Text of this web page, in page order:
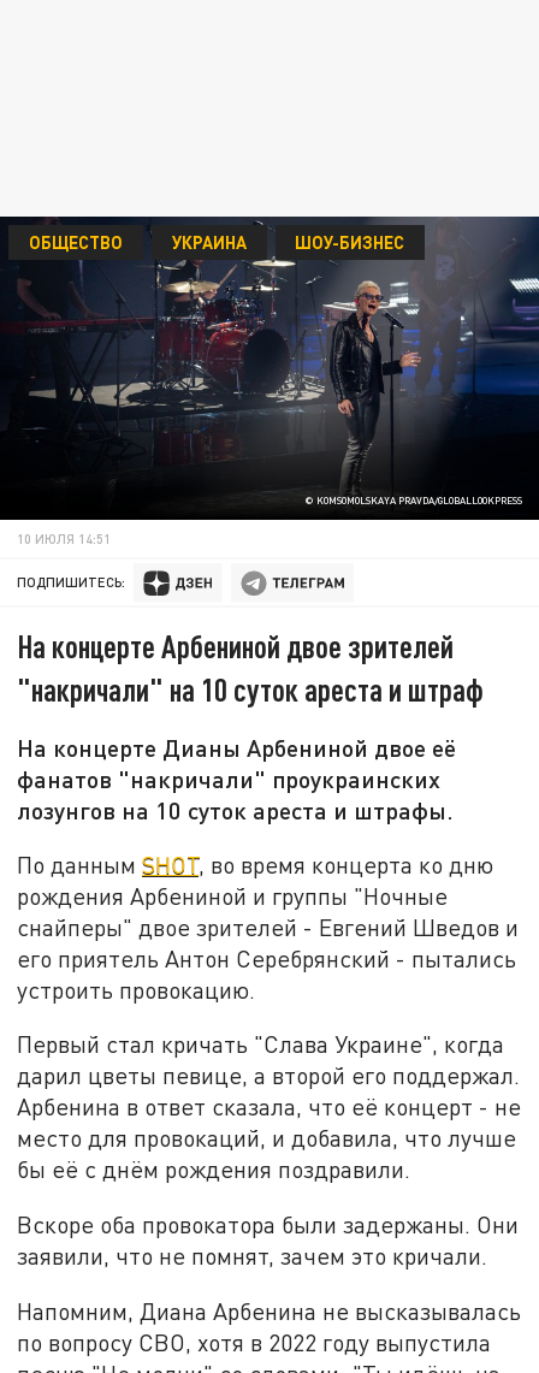
© KOMSOMOLSKAYA PRAVDA/GLOBALLOOKPRESS
ОБЩЕСТВО УКРАИНА ШОУ-БИЗНЕС
10 ИЮЛЯ 14:51
ПОДПИШИТЕСЬ:
На концерте Арбениной двое зрителей
"накричали" на 10 суток ареста и штраф
На концерте Дианы Арбениной двое её
фанатов "накричали" проукраинских
лозунгов на 10 суток ареста и штрафы.
По даннымSHOT, во время концерта ко дню
рождения Арбениной и группы "Ночные
снайперы" двое зрителей - Евгений Шведов и
его приятель Антон Серебрянский - пытались
устроить провокацию.
Первый стал кричать "Слава Украине", когда
дарил цветы певице, а второй его поддержал.
Арбенина в ответ сказала, что её концерт - не
место для провокаций, и добавила, что лучше
бы её с днём рождения поздравили.
Вскоре оба провокатора были задержаны. Они
заявили, что не помнят, зачем это кричали.
Напомним, Диана Арбенина не высказывалась
по вопросу СВО, хотя в 2022 году выпустила